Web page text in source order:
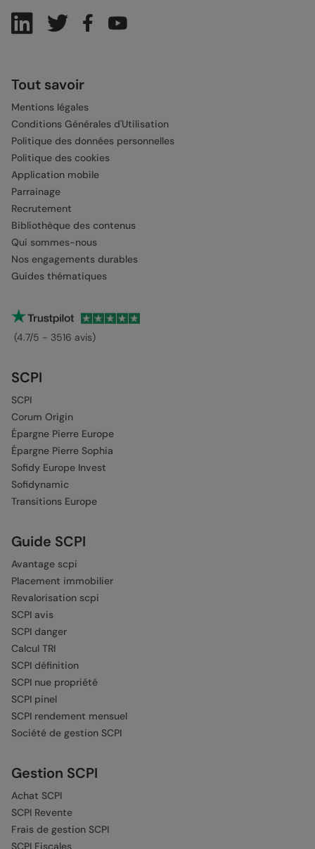
Tout savoir
Mentions légales
Conditions Générales d'Utilisation
Politique des données personnelles
Politique des cookies
Application mobile
Parrainage
Recrutement
Bibliothèque des contenus
Qui sommes-nous
Nos engagements durables
Guides thématiques
(4.7/5 - 3516 avis)
SCPI
SCPI
Corum Origin
Épargne Pierre Europe
Épargne Pierre Sophia
Sofidy Europe Invest
Sofidynamic
Transitions Europe
Guide SCPI
Avantage scpi
Placement immobilier
Revalorisation scpi
SCPI avis
SCPI danger
Calcul TRI
SCPI définition
SCPI nue propriété
SCPI pinel
SCPI rendement mensuel
Société de gestion SCPI
Gestion SCPI
Achat SCPI
SCPI Revente
Frais de gestion SCPI